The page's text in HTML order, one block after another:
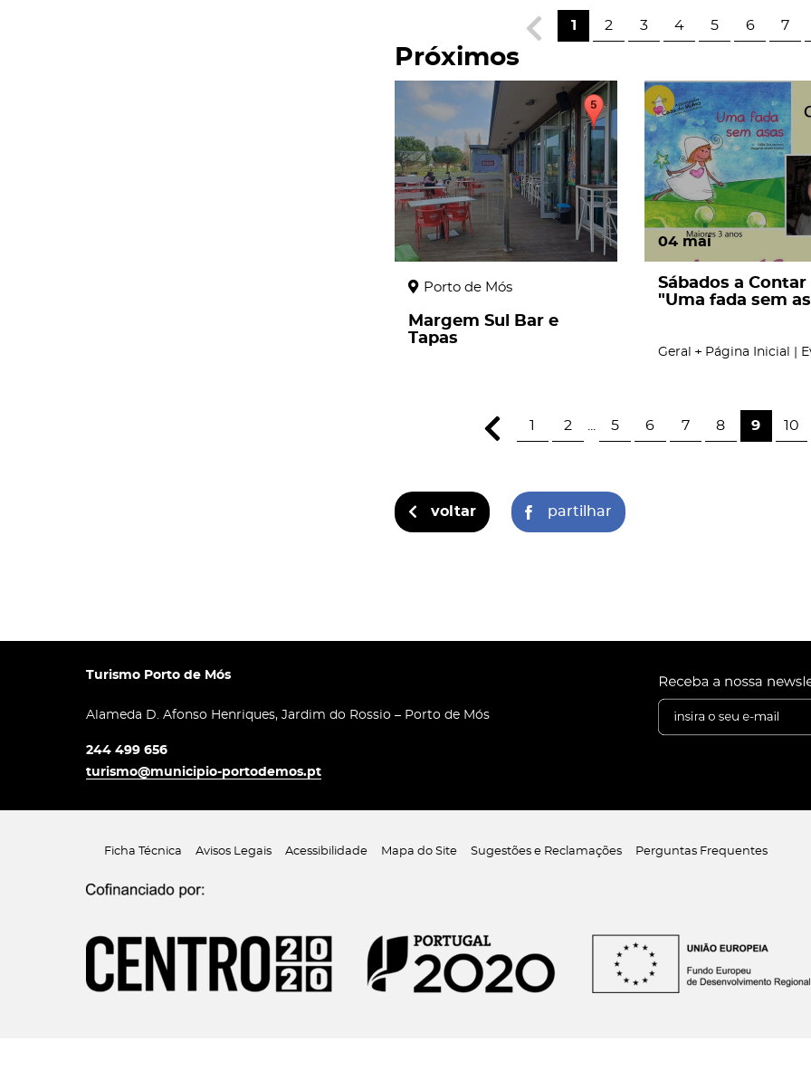
1 2 3 4 5 6 7
Próximos
Porto de Mós
Margem Sul Bar e
Tapas
04 mai
Sábados a Contar
"Uma fada sem
Geral Página Inicial |
1 2 5 6 7 8 9 10
voltar partilhar
Turismo Porto de Mós
Alameda D. Afonso Henriques, Jardim do Rossio – Porto de Mós
244 499 656
turismo@municipio-portodemos.pt
Ficha Técnica Avisos Legais Acessibilidade Mapa do Site Sugestões e Reclamações Perguntas Frequentes